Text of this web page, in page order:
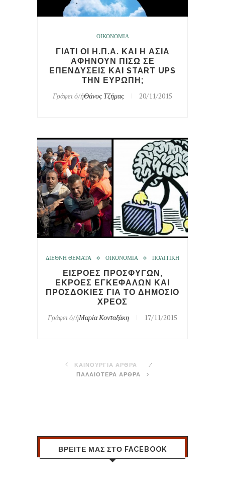
ΟΙΚΟΝΟΜΙΑ
ΓΙΑΤΙ ΟΙ Η.Π.Α. ΚΑΙ Η ΑΣΙΑ
ΑΦΗΝΟΥΝ ΠΙΣΩ ΣΕ
ΕΠΕΝΔΥΣΕΙΣ ΚΑΙ START UPS
ΤΗΝ ΕΥΡΩΠΗ;
Γράφει ό/ήΘάνος Τζήμας 20/11/2015
ΔΙΕΘΝΗ ΘΕΜΑΤΑ ΟΙΚΟΝΟΜΙΑ ΠΟΛΙΤΙΚΗ
ΕΙΣΡΟΕΣ ΠΡΟΣΦΥΓΩΝ,
ΕΚΡΟΕΣ ΕΓΚΕΦΑΛΩΝ ΚΑΙ
ΠΡΟΣΔΟΚΙΕΣ ΓΙΑ ΤΟ ΔΗΜΟΣΙΟ
ΧΡΕΟΣ
Γράφει ό/ήΜαρία Κονταξάκη 17/11/2015
ΚΑΙΝΟΥΡΓΙΑ ΑΡΘΡΑ
ΠΑΛΑΙΟΤΕΡΑ ΑΡΘΡΑ
ΒΡΕΙΤΕ ΜΑΣ ΣΤΟ FACEBOOK